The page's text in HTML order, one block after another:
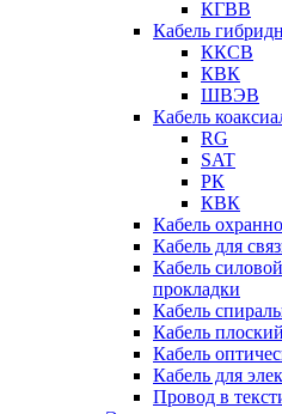
КГВВ
Кабель
ККСВ
КВК
ШВЭВ
Кабель
RG
SAT
РК
КВК
Кабель
Кабель для
Кабель
прокладки
Кабель
Кабель плоский
Кабель
Кабель для
Провод в